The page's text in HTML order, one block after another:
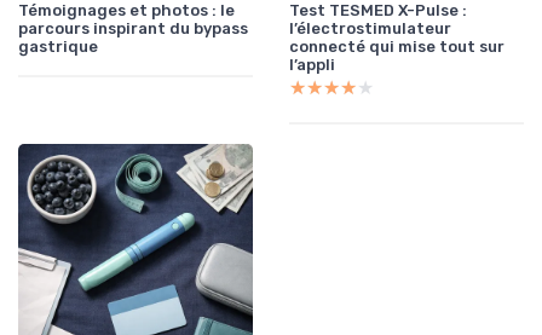
Témoignages et photos : le
parcours inspirant du bypass
gastrique
Test TESMED X-Pulse :
l’électrostimulateur
connecté qui mise tout sur
l’appli
★★★★★
★★★★★